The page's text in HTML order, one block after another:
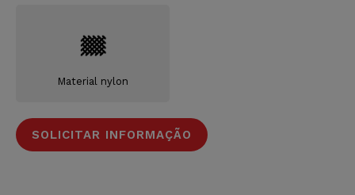
Material nylon
SOLICITAR INFORMAÇÃO